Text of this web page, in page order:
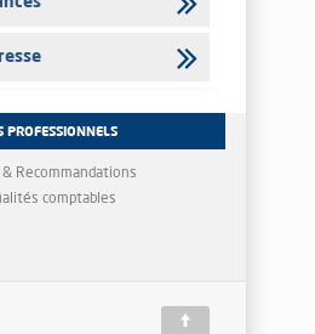
PROFESSIONNELS
& Recommandations
comptables